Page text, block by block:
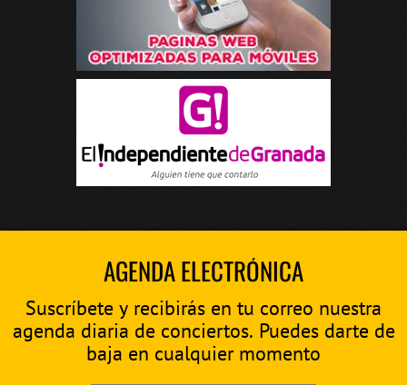
AGENDA ELECTRÓNICA
Suscríbete y recibirás en tu correo nuestra
agenda diaria de conciertos. Puedes darte de
baja en cualquier momento